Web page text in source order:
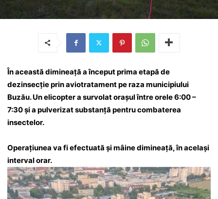
În această dimineață a început prima etapă de
dezinsecție prin aviotratament pe raza municipiului
Buzău. Un elicopter a survolat orașul între orele 6:00 –
7:30 și a pulverizat substanță pentru combaterea
insectelor.
Operațiunea va fi efectuată și mâine dimineață, în același
interval orar.